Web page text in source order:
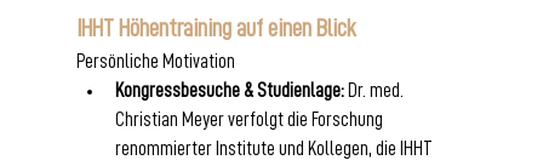
IHHT Höhentraining auf einen Blick
Persönliche Motivation
Kongressbesuche & Studienlage: Dr. med.
Christian Meyer verfolgt die Forschung
renommierter Institute und Kollegen, die IHHT